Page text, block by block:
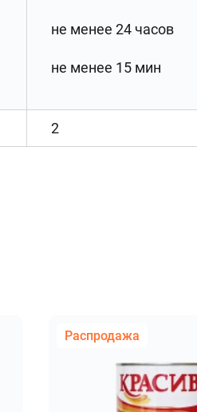
не менее 24 часов
не менее 15 мин
2
Распродажа